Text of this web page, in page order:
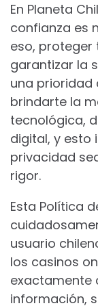
En Planeta
confianza es
eso, proteger
garantizar la
una prioridad
brindarte la
tecnológica,
digital, y esto
privacidad
rigor.
Esta Política
usuario
los casinos
exactamente
información,